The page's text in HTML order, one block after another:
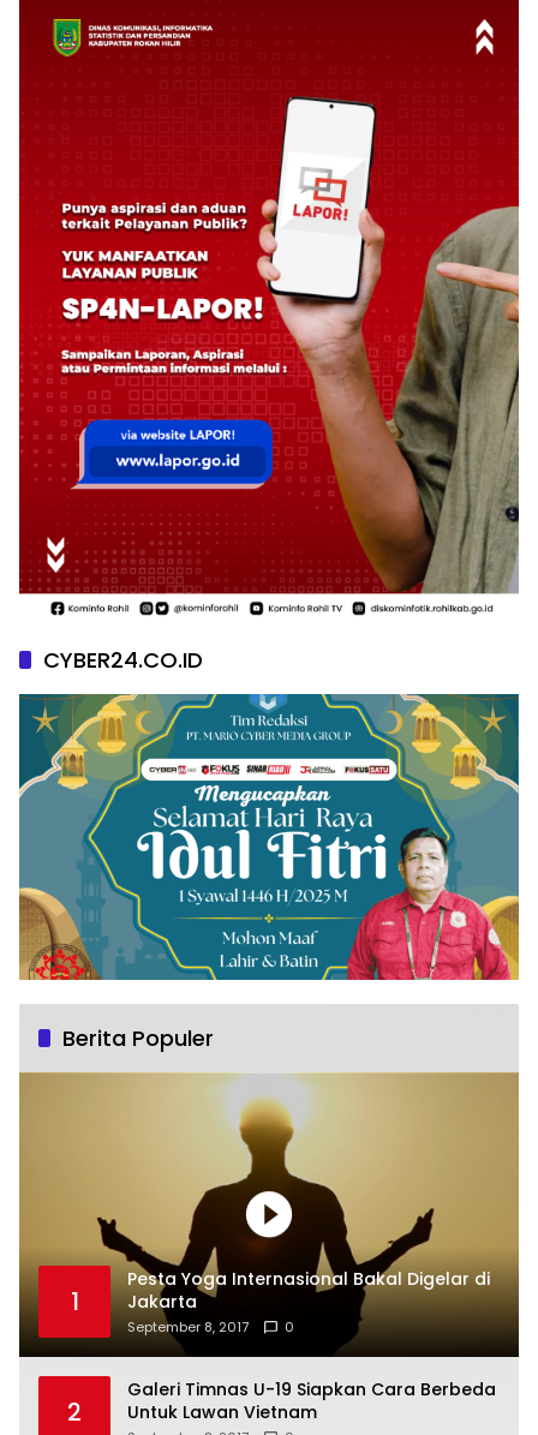
CYBER24.CO.ID
Berita Populer
1
Pesta Yoga Internasional Bakal Digelar di
Jakarta
September 8, 2017 0
2
Galeri Timnas U-19 Siapkan Cara Berbeda
Untuk Lawan Vietnam